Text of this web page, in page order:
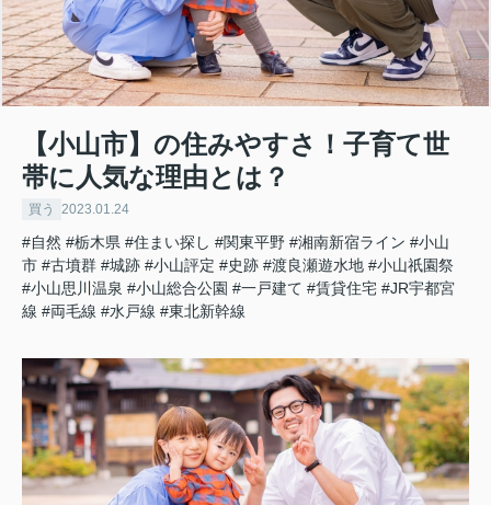
【小山市】の住みやすさ！子育て世
帯に人気な理由とは？
買う 2023.01.24
#自然 #栃木県 #住まい探し #関東平野 #湘南新宿ライン #小山
市 #古墳群 #城跡 #小山評定 #史跡 #渡良瀬遊水地 #小山祇園祭
#小山思川温泉 #小山総合公園 #一戸建て #賃貸住宅 #JR宇都宮
線 #両毛線 #水戸線 #東北新幹線